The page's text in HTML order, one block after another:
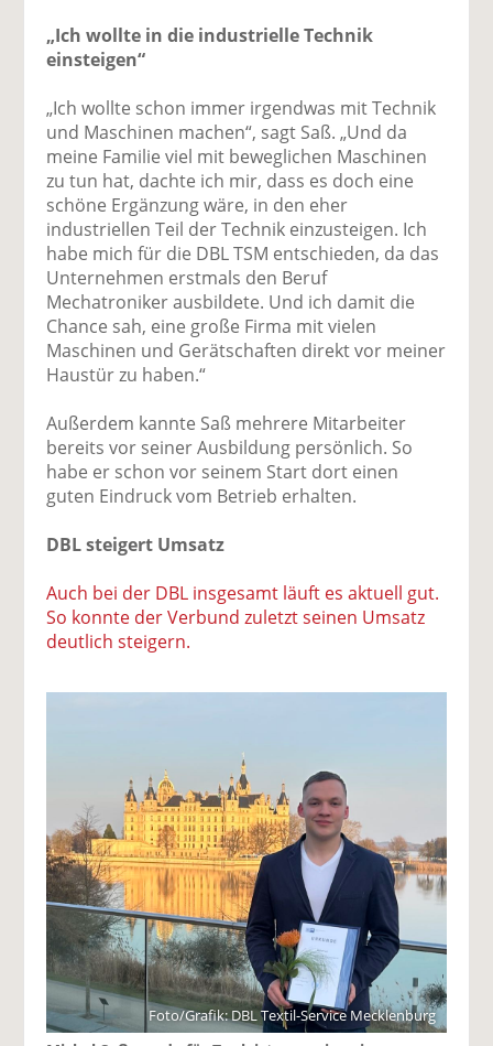
„Ich wollte in die industrielle Technik
einsteigen“
„Ich wollte schon immer irgendwas mit Technik
und Maschinen machen“, sagt Saß. „Und da
meine Familie viel mit beweglichen Maschinen
zu tun hat, dachte ich mir, dass es doch eine
schöne Ergänzung wäre, in den eher
industriellen Teil der Technik einzusteigen. Ich
habe mich für die DBL TSM entschieden, da das
Unternehmen erstmals den Beruf
Mechatroniker ausbildete. Und ich damit die
Chance sah, eine große Firma mit vielen
Maschinen und Gerätschaften direkt vor meiner
Haustür zu haben.“
Außerdem kannte Saß mehrere Mitarbeiter
bereits vor seiner Ausbildung persönlich. So
habe er schon vor seinem Start dort einen
guten Eindruck vom Betrieb erhalten.
DBL steigert Umsatz
Auch bei der DBL insgesamt läuft es aktuell gut.
So konnte der Verbund zuletzt seinen Umsatz
deutlich steigern.
Foto/Grafik: DBL Textil-Service Mecklenburg